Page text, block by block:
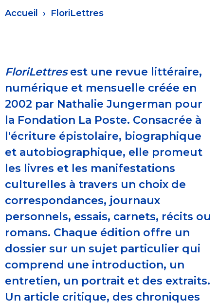
Fil
Accueil FloriLettres
FloriLettresest une revue littéraire,
numérique et mensuelle créée en
2002 par Nathalie Jungerman pour
la Fondation La Poste. Consacrée à
l'écriture épistolaire, biographique
et autobiographique, elle promeut
les livres et les manifestations
culturelles à travers un choix de
correspondances, journaux
personnels, essais, carnets, récits ou
romans. Chaque édition offre un
dossier sur un sujet particulier qui
comprend une introduction, un
entretien, un portrait et des extraits.
Un article critique, des chroniques